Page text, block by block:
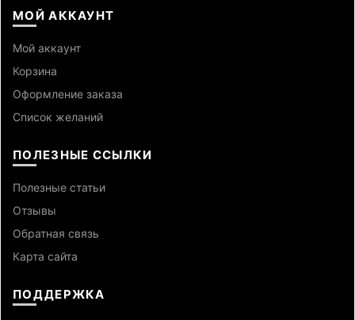
МОЙ АККАУНТ
Мой аккаунт
Корзина
Оформление заказа
Список желаний
ПОЛЕЗНЫЕ ССЫЛКИ
Полезные статьи
Отзывы
Обратная связь
Карта сайта
ПОДДЕРЖКА